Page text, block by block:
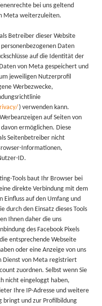
bei uns geltend
Meta weiterzuleiten.
Betreiber dieser Website
Daten
auf die Identität der
von Meta gespeichert und
jeweiligen Nutzerprofil
Werbezwecke,
) verwenden kann.
auf Seiten von
ermöglichen. Diese
Seitenbetreiber nicht
Informationen,
ID.
Tools baut Ihr Browser bei
direkte Verbindung mit dem
Einfluss auf den Umfang und
durch den Einsatz dieses Tools
Ihnen daher die uns
des Facebook Pixels
entsprechende Webseite
oder eine Anzeige von uns
Dienst von Meta registriert
zuordnen. Selbst wenn Sie
nicht eingeloggt haben,
Ihre IP-Adresse und weitere
bringt und zur Profilbildung